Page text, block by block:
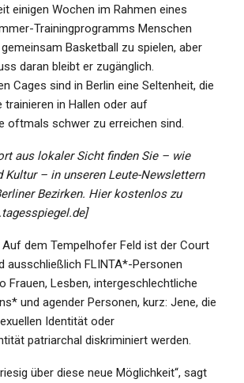
einigen Wochen im Rahmen eines
Trainingprogramms Menschen
Basketball zu spielen, aber
daran bleibt er zugänglich.
Cages sind in Berlin eine Seltenheit, die
trainieren in Hallen oder auf
oftmals schwer zu erreichen sind.
aus lokaler Sicht finden Sie – wie
Kultur – in unseren Leute-Newslettern
Bezirken. Hier kostenlos zu
Auf dem Tempelhofer Feld ist der Court
ausschließlich FLINTA*-Personen
Frauen, Lesben, intergeschlechtliche
und agender Personen, kurz: Jene, die
Identität oder
patriarchal diskriminiert werden.
über diese neue Möglichkeit“, sagt